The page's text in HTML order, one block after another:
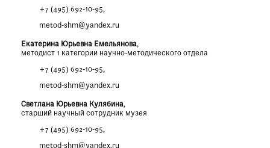
+7 (495) 692-10-95,
metod-shm@yandex.ru
Екатерина Юрьевна Емельянова,
методист 1 категории научно-методического отдела
+7 (495) 692-10-95,
metod-shm@yandex.ru
Светлана Юрьевна Кулябина,
старший научный сотрудник музея
+7 (495) 692-10-95,
metod-shm@yandex.ru